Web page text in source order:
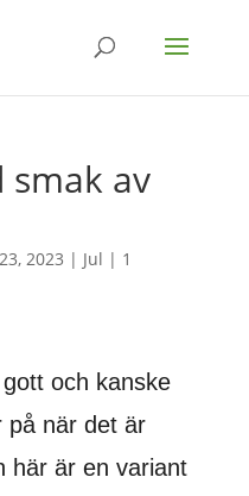
smak av
2023 | Jul | 1
och kanske
på när det är
här är en variant